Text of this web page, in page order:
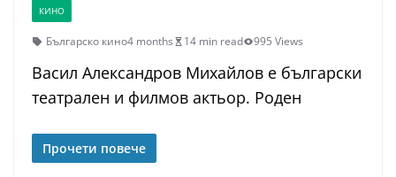
КИНО
Българско кино4 months 14 min read 995 Views
Васил Александров Михайлов е български
театрален и филмов актьор. Роден
Прочети повече